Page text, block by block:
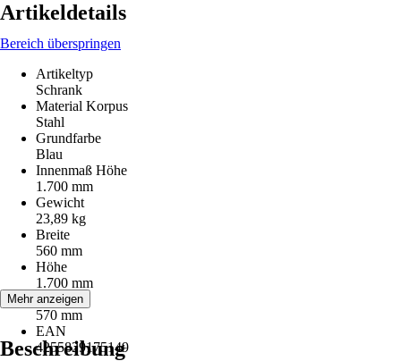
Artikeldetails
Bereich überspringen
Artikeltyp
Schrank
Material Korpus
Stahl
Grundfarbe
Blau
Innenmaß Höhe
1.700 mm
Gewicht
23,89 kg
Breite
560 mm
Höhe
1.700 mm
Tiefe
570 mm
EAN
4255829175149
Mehr anzeigen
Beschreibung